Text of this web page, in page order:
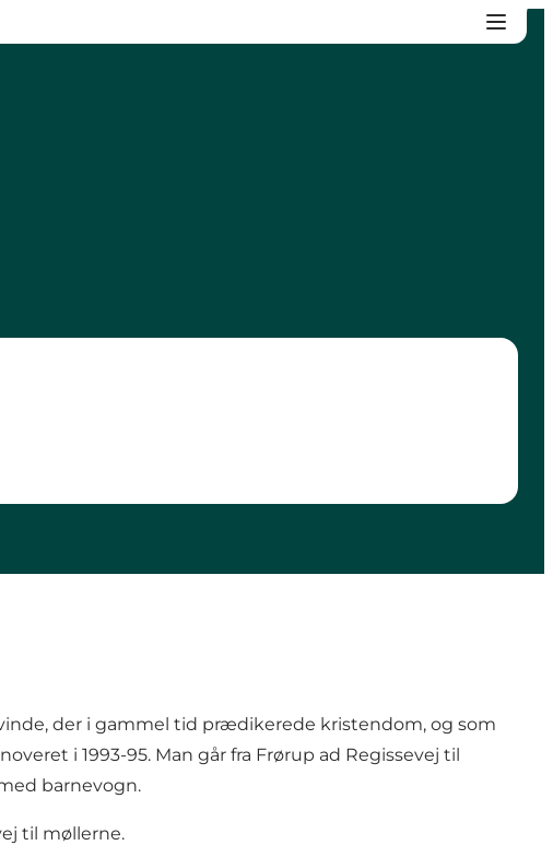
der i gammel tid prædikerede kristendom, og som
i 1993-95. Man går fra Frørup ad Regissevej til
barnevogn.
til møllerne.